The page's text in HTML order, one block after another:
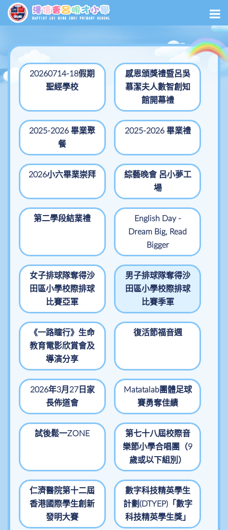
20260714-18假期
聖經學校
感恩頒獎禮暨呂吳
慕潔夫人數智創知
館開幕禮
2025-2026 畢業聚
餐
2025-2026 畢業禮
2026小六畢業崇拜
綜藝晚會 呂小夢工
場
第二學段結業禮
English Day -
Dream Big, Read
Bigger
女子排球隊奪得沙
田區小學校際排球
比賽亞軍
男子排球隊奪得沙
田區小學校際排球
比賽季軍
《一路瞳行》生命
教育電影欣賞會及
導演分享
復活節福音週
2026年3月27日家
長佈道會
Matatalab團體足球
賽勇奪佳績
試後鬆一ZONE
第七十八屆校際音
樂節小學合唱團（9
歲或以下組別）
仁濟醫院第十二屆
香港國際學生創新
發明大賽
數字科技精英學生
計劃(DTYEP)「數字
科技精英學生獎」